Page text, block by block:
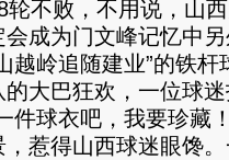
败，不用说，山西
会成为门文峰记忆中
越岭追随建业”的铁
大巴狂欢，一位球
件球衣吧，我要珍藏
得山西球迷眼馋。